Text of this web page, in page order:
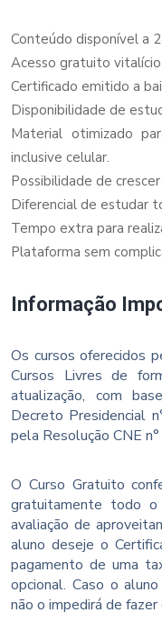
Conteúdo disponível a
Acesso gratuito
Certificado emitido a
Disponibilidade de
Material otimizado
inclusive celular.
Possibilidade de crescer
Diferencial de estudar
Tempo extra para
Plataforma sem
Informação
Os cursos oferecidos
Cursos Livres de
atualização, com
Decreto Presidencial
pela Resolução CNE
O Curso Gratuito
gratuitamente todo o
avaliação de
aluno deseje o
pagamento de uma
opcional. Caso o
não o impedirá de